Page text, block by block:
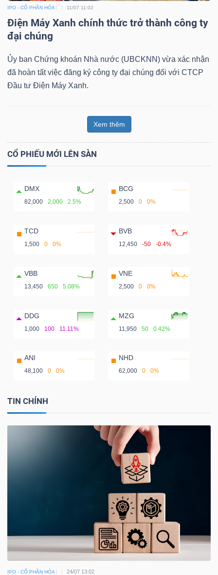
IPO - CỔ PHẦN HÓA 11/07 11:02
Điện Máy Xanh chính thức trở thành công ty
đại chúng
Ủy ban Chứng khoán Nhà nước (UBCKNN) vừa xác nhận
đã hoàn tất việc đăng ký công ty đại chúng đối với CTCP
Đầu tư Điện Máy Xanh.
Xem thêm
CỔ PHIẾU MỚI LÊN SÀN
DMX
82,000 2,000 2.5%
BCG
2,500 0 0%
TCD
1,500 0 0%
BVB
12,450 -50 -0.4%
VBB
13,450 650 5.08%
VNE
2,500 0 0%
DDG
1,000 100 11.11%
MZG
11,950 50 0.42%
ANI
48,100 0 0%
NHD
62,000 0 0%
TIN CHÍNH
IPO - CỔ PHẦN HÓA 24/07 13:02